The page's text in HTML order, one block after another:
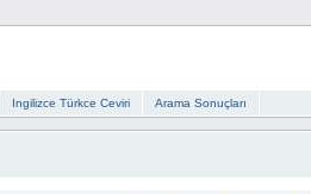
Ingilizce Türkce Ceviri Arama Sonuçları